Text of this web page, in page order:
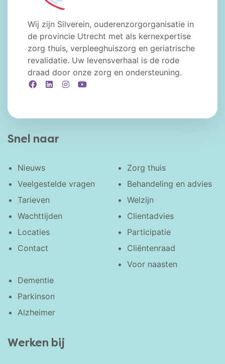
Wij zijn Silverein, ouderenzorgorganisatie in
de provincie Utrecht met als kernexpertise
zorg thuis, verpleeghuiszorg en geriatrische
revalidatie. Uw levensverhaal is de rode
draad door onze zorg en ondersteuning.
FacebookLinkedInInstagram
Snel naar
Nieuws
Veelgestelde vragen
Tarieven
Wachttijden
Locaties
Contact
Zorg thuis
Behandeling en advies
Welzijn
Clientadvies
Participatie
Cliëntenraad
Voor naasten
Dementie
Parkinson
Alzheimer
Werken bij